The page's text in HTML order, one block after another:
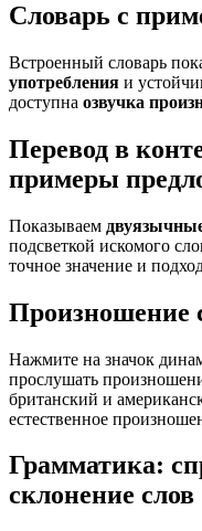
Словарь с
Встроенный словарь
употребления и
доступна озвучка
Перевод в
примеры
Показываем
подсветкой искомого
точное значение и
Произношение
Нажмите на значок
прослушать
британский и
естественное
Грамматика:
склонение слов